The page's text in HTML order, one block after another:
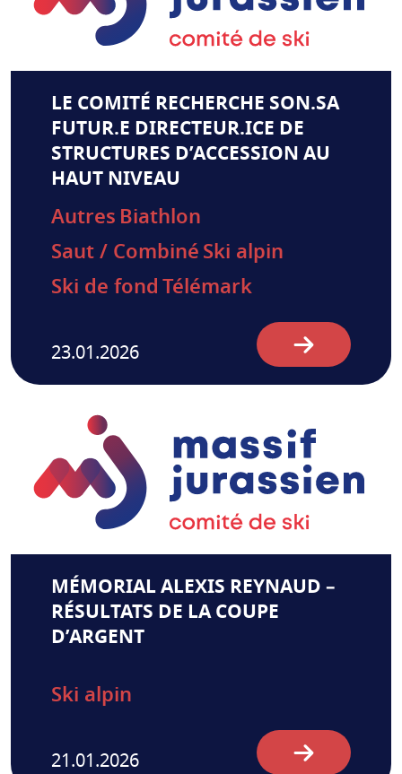
LE COMITÉ RECHERCHE SON.SA
FUTUR.E DIRECTEUR.ICE DE
STRUCTURES D’ACCESSION AU
HAUT NIVEAU
Autres Biathlon
Saut / Combiné Ski alpin
Ski de fond Télémark
23.01.2026
MÉMORIAL ALEXIS REYNAUD –
RÉSULTATS DE LA COUPE
D’ARGENT
Ski alpin
21.01.2026